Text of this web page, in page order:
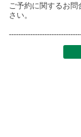
ご予約に関するお問
さい。